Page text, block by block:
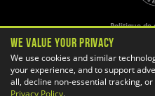
Politique de
Copyright ©
We Value Your Privacy
We use cookies and similar
your experience, and to support
all, decline non-essential tracking,
Privacy Policy.